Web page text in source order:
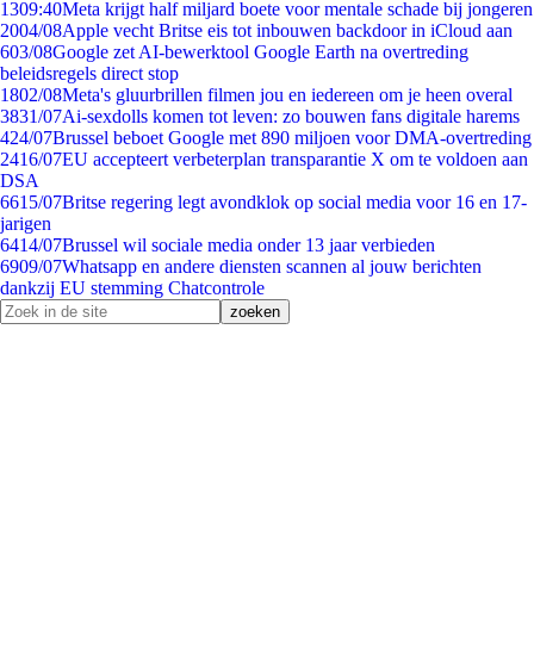
1309:40Meta krijgt half miljard boete voor mentale schade bij jongeren
2004/08Apple vecht Britse eis tot inbouwen backdoor in iCloud aan
603/08Google zet AI-bewerktool Google Earth na overtreding
beleidsregels direct stop
1802/08Meta's gluurbrillen filmen jou en iedereen om je heen overal
3831/07Ai-sexdolls komen tot leven: zo bouwen fans digitale harems
424/07Brussel beboet Google met 890 miljoen voor DMA-overtreding
2416/07EU accepteert verbeterplan transparantie X om te voldoen aan
DSA
6615/07Britse regering legt avondklok op social media voor 16 en 17-
jarigen
6414/07Brussel wil sociale media onder 13 jaar verbieden
6909/07Whatsapp en andere diensten scannen al jouw berichten
dankzij EU stemming Chatcontrole